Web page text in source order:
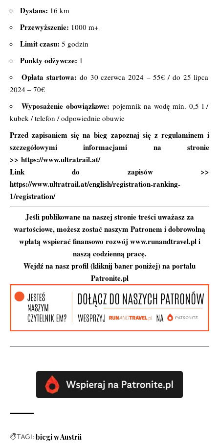
Dystans: 16 km
Przewyższenie: 1000 m+
Limit czasu: 5 godzin
Punkty odżywcze: 1
Opłata startowa: do 30 czerwca 2024 – 55€ / do 25 lipca
2024 – 70€
Wyposażenie obowiązkowe: pojemnik na wodę min. 0,5 l /
kubek / telefon / odpowiednie obuwie
Przed zapisaniem się na bieg zapoznaj się z regulaminem i
szczegółowymi informacjami na stronie
>> https://www.ultratrail.at/
Link do zapisów >>
https://www.ultratrail.at/english/registration-ranking-
1/registration/
Jeśli publikowane na naszej stronie treści uważasz za
wartościowe, możesz zostać naszym Patronem i dobrowolną
wpłatą wspierać finansowo rozwój www.runandtravel.pl i
naszą codzienną pracę.
Wejdź na nasz profil (kliknij baner poniżej) na portalu
Patronite.pl
TAGI: biegi w Austrii